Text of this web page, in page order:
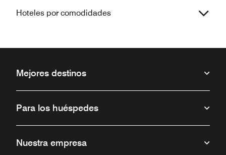
Hoteles por comodidades
Mejores destinos
Para los huéspedes
Nuestra empresa